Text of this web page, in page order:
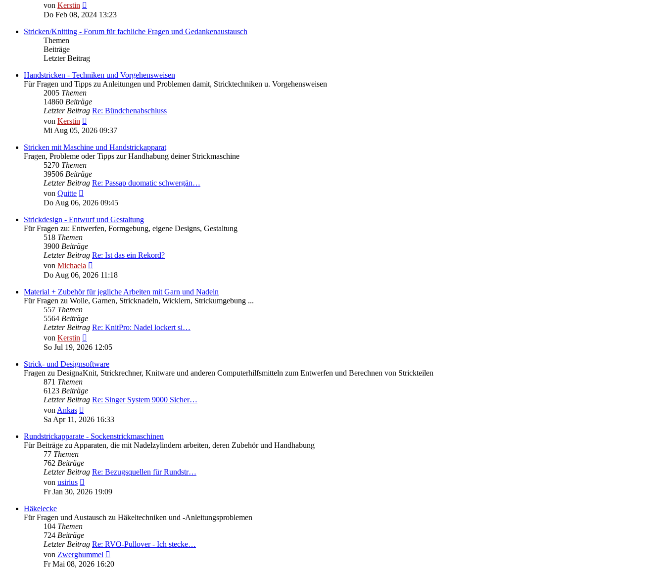
von Kerstin
Beitrag
Do Feb 08, 2024 13:23
Stricken/Knitting - Forum für fachliche Fragen und Gedankenaustausch
Themen
Beiträge
Letzter Beitrag
Handstricken - Techniken und Vorgehensweisen
Für Fragen und Tipps zu Anleitungen und Problemen damit, Stricktechniken u. Vorgehensweisen
2005 Themen
14860 Beiträge
Letzter Beitrag Re: Bündchenabschluss
von Kerstin
Beitrag
Mi Aug 05, 2026 09:37
Stricken mit Maschine und Handstrickapparat
Fragen, Probleme oder Tipps zur Handhabung deiner Strickmaschine
5270 Themen
39506 Beiträge
Letzter Beitrag Re: Passap duomatic schwergän…
von Quitte
Beitrag
Do Aug 06, 2026 09:45
Strickdesign - Entwurf und Gestaltung
Für Fragen zu: Entwerfen, Formgebung, eigene Designs, Gestaltung
518 Themen
3900 Beiträge
Letzter Beitrag Re: Ist das ein Rekord?
von Michaela
Beitrag
Do Aug 06, 2026 11:18
Material + Zubehör für jegliche Arbeiten mit Garn und Nadeln
Für Fragen zu Wolle, Garnen, Stricknadeln, Wicklern, Strickumgebung ...
557 Themen
5564 Beiträge
Letzter Beitrag Re: KnitPro: Nadel lockert si…
von Kerstin
Beitrag
So Jul 19, 2026 12:05
Strick- und Designsoftware
Fragen zu DesignaKnit, Strickrechner, Knitware und anderen Computerhilfsmitteln zum Entwerfen und Berechnen von Strickteilen
871 Themen
6123 Beiträge
Letzter Beitrag Re: Singer System 9000 Sicher…
vonAnkas
Beitrag
Sa Apr 11, 2026 16:33
Rundstrickapparate - Sockenstrickmaschinen
Für Beiträge zu Apparaten, die mit Nadelzylindern arbeiten, deren Zubehör und Handhabung
77 Themen
762 Beiträge
Letzter Beitrag Re: Bezugsquellen für Rundstr…
von usirius
Beitrag
Fr Jan 30, 2026 19:09
Häkelecke
Für Fragen und Austausch zu Häkeltechniken und -Anleitungsproblemen
104 Themen
724 Beiträge
Letzter Beitrag Re: RVO-Pullover - Ich stecke…
von Zwerghummel
Beitrag
Fr Mai 08, 2026 16:20